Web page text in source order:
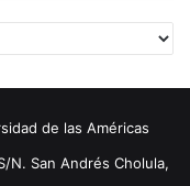
de las Américas
N. San Andrés Cholula,